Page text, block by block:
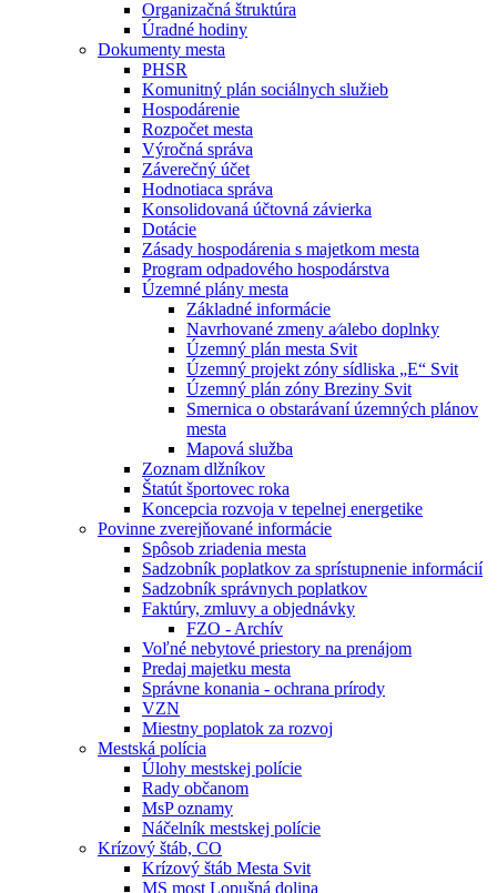
Organizačná štruktúra
Úradné hodiny
Dokumenty mesta
PHSR
Komunitný plán sociálnych služieb
Hospodárenie
Rozpočet mesta
Výročná správa
Záverečný účet
Hodnotiaca správa
Konsolidovaná účtovná závierka
Dotácie
Zásady hospodárenia s majetkom mesta
Program odpadového hospodárstva
Územné plány mesta
Základné informácie
Navrhované zmeny a⁄alebo doplnky
Územný plán mesta Svit
Územný projekt zóny sídliska „E“ Svit
Územný plán zóny Breziny Svit
Smernica o obstarávaní územných plánov
mesta
Mapová služba
Zoznam dlžníkov
Štatút športovec roka
Koncepcia rozvoja v tepelnej energetike
Povinne zverejňované informácie
Spôsob zriadenia mesta
Sadzobník poplatkov za sprístupnenie informácií
Sadzobník správnych poplatkov
Faktúry, zmluvy a objednávky
FZO - Archív
Voľné nebytové priestory na prenájom
Predaj majetku mesta
Správne konania - ochrana prírody
VZN
Miestny poplatok za rozvoj
Mestská polícia
Úlohy mestskej polície
Rady občanom
MsP oznamy
Náčelník mestskej polície
Krízový štáb, CO
Krízový štáb Mesta Svit
MS most Lopušná dolina